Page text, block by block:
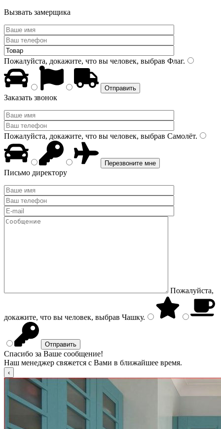
Вызвать замерщика
Пожалуйста, докажите, что вы человек, выбрав Флаг.
Заказать звонок
Пожалуйста, докажите, что вы человек, выбрав Самолёт.
Письмо директору
Пожалуйста,
докажите, что вы человек, выбрав Чашку.
Спасибо за Ваше сообщение!
Наш менеджер свяжется с Вами в ближайшее время.